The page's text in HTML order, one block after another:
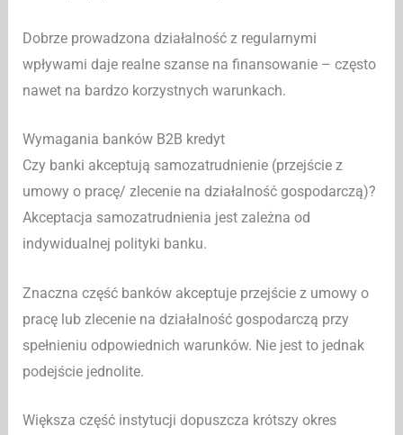
Dobrze prowadzona działalność z regularnymi
wpływami daje realne szanse na finansowanie – często
nawet na bardzo korzystnych warunkach.
Wymagania banków B2B kredyt
Czy banki akceptują samozatrudnienie (przejście z
umowy o pracę/ zlecenie na działalność gospodarczą)?
Akceptacja samozatrudnienia jest zależna od
indywidualnej polityki banku.
Znaczna część banków akceptuje przejście z umowy o
pracę lub zlecenie na działalność gospodarczą przy
spełnieniu odpowiednich warunków. Nie jest to jednak
podejście jednolite.
Większa część instytucji dopuszcza krótszy okres